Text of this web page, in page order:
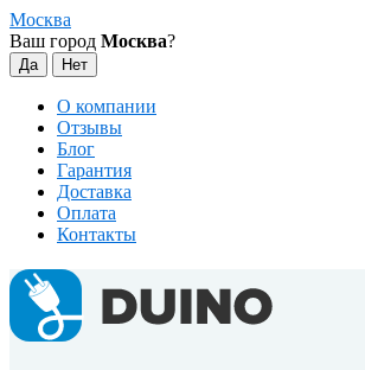
Москва
Ваш город Москва?
О компании
Отзывы
Блог
Гарантия
Доставка
Оплата
Контакты